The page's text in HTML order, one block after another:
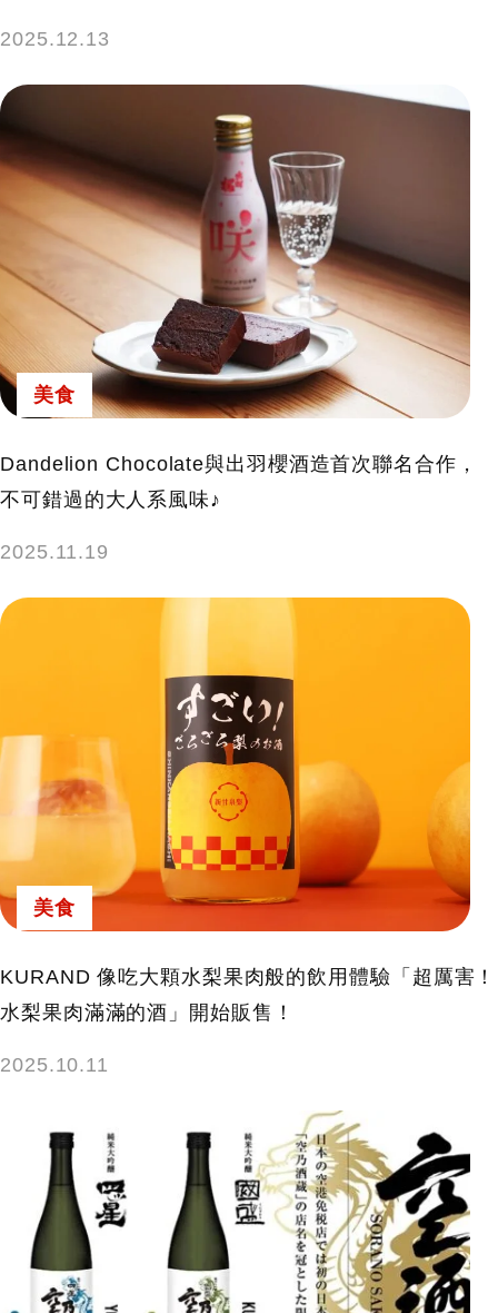
2025.12.13
美食
Dandelion Chocolate與出羽櫻酒造首次聯名合作，
不可錯過的大人系風味♪
2025.11.19
美食
KURAND 像吃大顆水梨果肉般的飲用體驗「超厲害！
水梨果肉滿滿的酒」開始販售！
2025.10.11